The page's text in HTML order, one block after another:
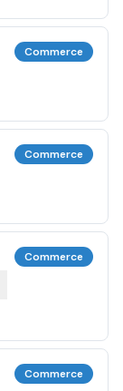
Commerce
Commerce
Commerce
Commerce